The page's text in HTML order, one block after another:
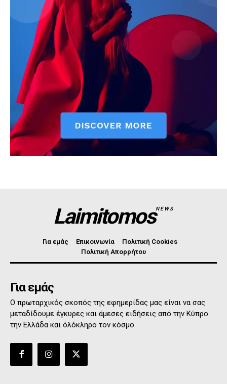
LaimitomosNEWS
Για εμάς Επικοινωνία
Πολιτική Cookies
Πολιτική Απορρήτου
Για εμάς
Ο πρωταρχικός σκοπός της εφημερίδας μας είναι να σας
μεταδίδουμε έγκυρες και άμεσες ειδήσεις από την Κύπρο
την Ελλάδα και όλόκληρο τον κόσμο.